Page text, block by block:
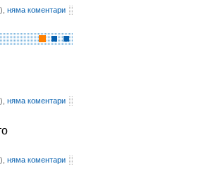
няма коментари
няма коментари
няма коментари